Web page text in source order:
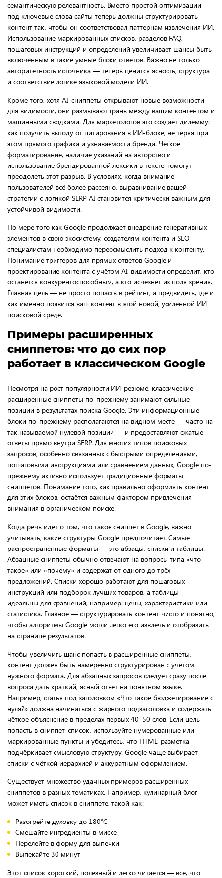
семантическую релевантность. Вместо простой оптимизации
под ключевые слова сайты теперь должны структурировать
контент так, чтобы он соответствовал паттернам извлечения ИИ.
Использование маркированных списков, разделов FAQ,
пошаговых инструкций и определений увеличивает шансы быть
включённым в такие умные блоки ответов. Важно не только
авторитетность источника — теперь ценится ясность, структура
и соответствие логике языковой модели ИИ.
Кроме того, хотя AI-сниппеты открывают новые возможности
для видимости, они размывают грань между вашим контентом и
машинными сводками. Для маркетологов это создаёт дилемму:
как получить выгоду от цитирования в ИИ-блоке, не теряя при
этом прямого трафика и узнаваемости бренда. Чёткое
форматирование, наличие указаний на авторство и
использование брендированной лексики в тексте помогут
преодолеть этот разрыв. В условиях, когда внимание
пользователей всё более рассеяно, выравнивание вашей
стратегии с логикой SERP AI становится критически важным для
устойчивой видимости.
По мере того как Google продолжает внедрение генеративных
элементов в свою экосистему, создателям контента и SEO-
специалистам необходимо переосмыслить подход к контенту.
Понимание триггеров для прямых ответов Google и
проектирование контента с учётом AI-видимости определит, кто
останется конкурентоспособным, а кто исчезнет из поля зрения.
Главная цель — не просто попасть в рейтинг, а предвидеть, где и
как именно появится ваш контент в этой новой, усиленной ИИ
поисковой среде.
Примеры расширенных
сниппетов: что до сих пор
работает в классическом Google
Несмотря на рост популярности ИИ-резюме, классические
расширенные сниппеты по-прежнему занимают сильные
позиции в результатах поиска Google. Эти информационные
блоки по-прежнему располагаются на видном месте — часто на
так называемой нулевой позиции — и предоставляют сжатые
ответы прямо внутри SERP. Для многих типов поисковых
запросов, особенно связанных с быстрыми определениями,
пошаговыми инструкциями или сравнением данных, Google по-
прежнему активно использует традиционные форматы
сниппетов. Понимание того, как правильно оформлять контент
для этих блоков, остаётся важным фактором привлечения
внимания в органическом поиске.
Когда речь идёт о том, что такое сниппет в Google, важно
учитывать, какие структуры Google предпочитает. Самые
распространённые форматы — это абзацы, списки и таблицы.
Абзацные сниппеты обычно отвечают на вопросы типа «что
такое» или «почему» и содержат от одного до трёх
предложений. Списки хорошо работают для пошаговых
инструкций или подборок лучших товаров, а таблицы —
идеальны для сравнений, например: цены, характеристики или
статистика. Главное — структурировать контент чисто и понятно,
чтобы алгоритмы Google могли легко его извлечь и отобразить
на странице результатов.
Чтобы увеличить шанс попасть в расширенные сниппеты,
контент должен быть намеренно структурирован с учётом
нужного формата. Для абзацных запросов следует сразу после
вопроса дать краткий, ясный ответ на понятном языке.
Например, статья под заголовком «Что такое бюджетирование с
нуля?» должна начинаться с жирного подзаголовка и содержать
чёткое объяснение в пределах первых 40–50 слов. Если цель —
попасть в сниппет-список, используйте нумерованные или
маркированные пункты и убедитесь, что HTML-разметка
подчёркивает смысловую структуру. Google чаще выбирает
списки с чёткой иерархией и аккуратным оформлением.
Существует множество удачных примеров расширенных
сниппетов в разных тематиках. Например, кулинарный блог
может иметь список в сниппете, такой как:
Разогрейте духовку до 180°C
Смешайте ингредиенты в миске
Перелейте в форму для выпечки
Выпекайте 30 минут
Этот список короткий, полезный и легко читается — всё, что